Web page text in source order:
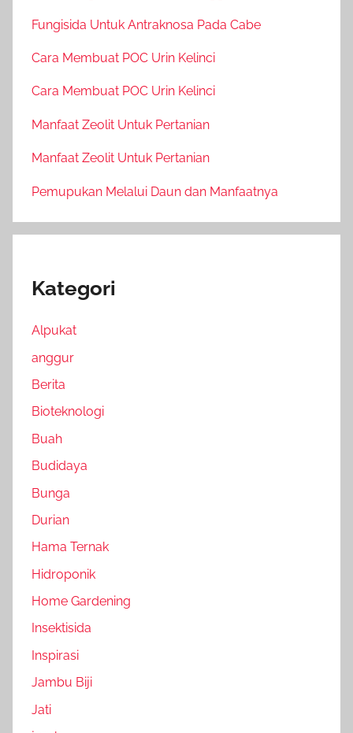
Fungisida Untuk Antraknosa Pada Cabe
Cara Membuat POC Urin Kelinci
Cara Membuat POC Urin Kelinci
Manfaat Zeolit Untuk Pertanian
Manfaat Zeolit Untuk Pertanian
Pemupukan Melalui Daun dan Manfaatnya
Kategori
Alpukat
anggur
Berita
Bioteknologi
Buah
Budidaya
Bunga
Durian
Hama Ternak
Hidroponik
Home Gardening
Insektisida
Inspirasi
Jambu Biji
Jati